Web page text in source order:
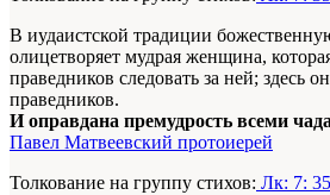
В иудаистской традиции
олицетворяет мудрая женщина,
праведников следовать за ней; здесь
праведников.
И оправдана премудрость всеми
Павел Матвеевский протоиерей
Толкование на группу стихов: Лк: 7: